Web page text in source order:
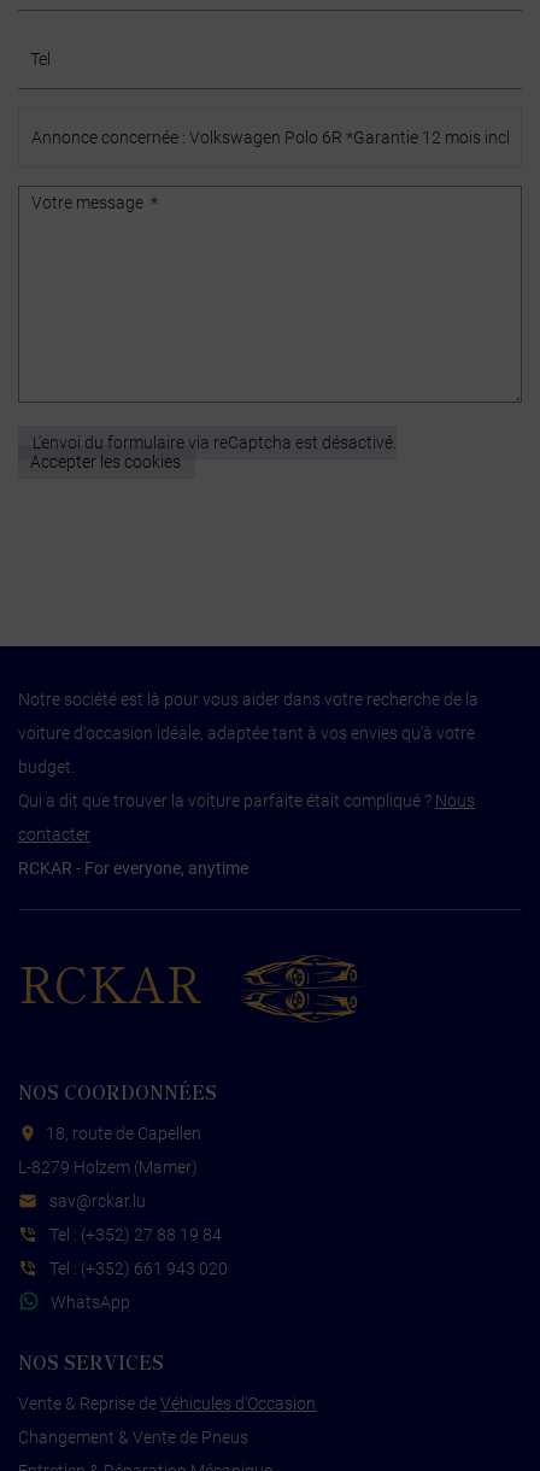
L'envoi du formulaire via reCaptcha est désactivé.
Accepter les cookies
Notre société est là pour vous aider dans votre recherche de la
voiture d'occasion idéale, adaptée tant à vos envies qu'à votre
budget.
Qui a dit que trouver la voiture parfaite était compliqué ? Nous
contacter
RCKAR - For everyone, anytime
RCKAR
NOS COORDONNÉES
18, route de Capellen
L-8279 Holzem (Mamer)
ul.rak
cr@va
s
Tel : (+352) 27 88 19 84
Tel : (+352) 661 943 020
WhatsApp
NOS SERVICES
Vente & Reprise deVéhicules d'Occasion
Changement & Vente de Pneus